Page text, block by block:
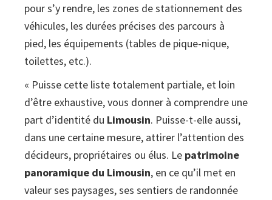
pour s’y rendre, les zones de stationnement des
véhicules, les durées précises des parcours à
pied, les équipements (tables de pique-nique,
toilettes, etc.).
« Puisse cette liste totalement partiale, et loin
d’être exhaustive, vous donner à comprendre une
part d’identité du Limousin. Puisse-t-elle aussi,
dans une certaine mesure, attirer l’attention des
décideurs, propriétaires ou élus. Le patrimoine
panoramique du Limousin, en ce qu’il met en
valeur ses paysages, ses sentiers de randonnée